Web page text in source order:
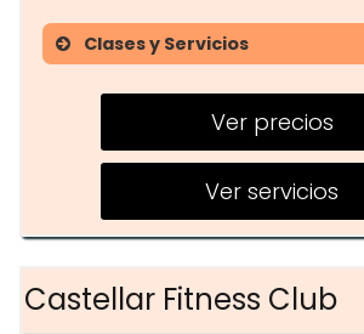
Clases y Servicios
Clases dirigidas
Entrenamiento online
Descuentos en marcas
Zonas cardio y pesas
Atención personalizada
Ver precios
Ver servicios
Castellar Fitness Club